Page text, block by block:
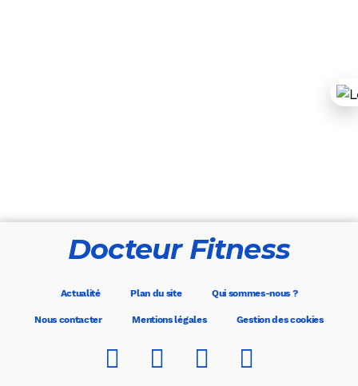
Docteur Fitness
Actualité Plan du site Qui sommes-nous ?
Nous contacter Mentions légales Gestion des cookies